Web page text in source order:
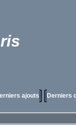
ajouts Derniers